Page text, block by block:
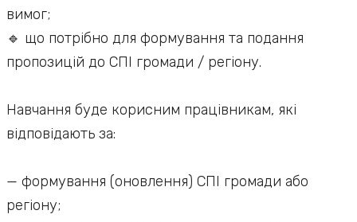
вимог;
🔹 що потрібно для формування та подання
пропозицій до СПІ громади / регіону.
Навчання буде корисним працівникам, які
відповідають за:
— формування (оновлення) СПІ громади або
регіону;